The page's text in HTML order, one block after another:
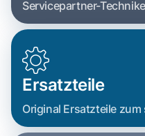
Servicepartner-
Ersatzteile
Original Ersatzteile zum